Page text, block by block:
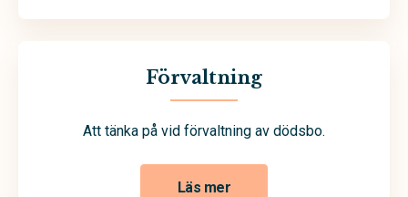
Förvaltning
Att tänka på vid förvaltning av dödsbo.
Läs mer